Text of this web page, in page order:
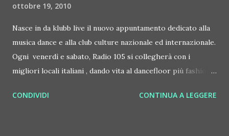
ottobre 19, 2010
Nasce in da klubb live il nuovo appuntamento dedicato alla
musica dance e alla club culture nazionale ed internazionale.
Ogni venerdì e sabato, Radio 105 si collegherà con i
migliori locali italiani , dando vita al dancefloor più fashion
programma saranno ricreate " live" le atmosfere dei locali
CONDIVIDI CONTINUA A LEGGERE